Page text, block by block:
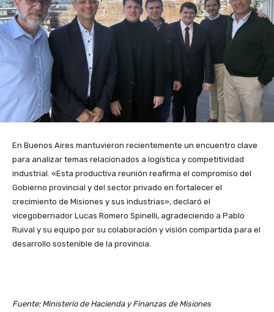
En Buenos Aires mantuvieron recientemente un encuentro clave
para analizar temas relacionados a logística y competitividad
industrial. «Esta productiva reunión reafirma el compromiso del
Gobierno provincial y del sector privado en fortalecer el
crecimiento de Misiones y sus industrias», declaró el
vicegobernador Lucas Romero Spinelli, agradeciendo a Pablo
Ruival y su equipo por su colaboración y visión compartida para el
desarrollo sostenible de la provincia.
Fuente: Ministerio de Hacienda y Finanzas de Misiones